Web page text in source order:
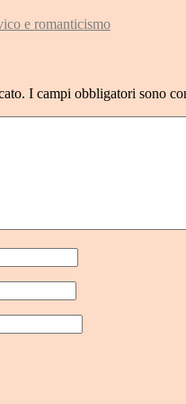
e romanticismo
I campi obbligatori sono